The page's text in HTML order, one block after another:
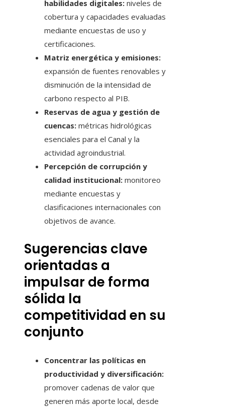
habilidades digitales: niveles de
cobertura y capacidades evaluadas
mediante encuestas de uso y
certificaciones.
Matriz energética y emisiones:
expansión de fuentes renovables y
disminución de la intensidad de
carbono respecto al PIB.
Reservas de agua y gestión de
cuencas: métricas hidrológicas
esenciales para el Canal y la
actividad agroindustrial.
Percepción de corrupción y
calidad institucional: monitoreo
mediante encuestas y
clasificaciones internacionales con
objetivos de avance.
Sugerencias clave
orientadas a
impulsar de forma
sólida la
competitividad en su
conjunto
Concentrar las políticas en
productividad y diversificación:
promover cadenas de valor que
generen más aporte local, desde